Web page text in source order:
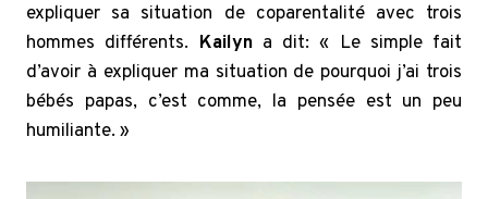
expliquer sa situation de coparentalité avec trois
hommes différents. Kailyna dit: « Le simple fait
d’avoir à expliquer ma situation de pourquoi j’ai trois
bébés papas, c’est comme, la pensée est un peu
humiliante. »